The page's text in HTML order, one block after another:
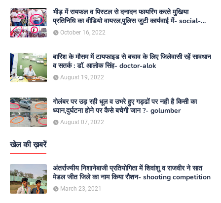
भीड़ में रायफल व पिस्टल से दनादन फायरिंग करते मुखिया
प्रतिनिधि का वीडियो वायरल,पुलिस जुटी कार्यवाई में- social-
media
October 16, 2022
बारिश के मौसम में टायफाइड से बचाव के लिए जिलेवासी रहें सावधान
व सतर्क : डॉ. आलोक सिंह- doctor-alok
August 19, 2022
गोलंबर पर उड़ रही धूल व उभरे हुए गड्ढों पर नही है किसी का
ध्यान,दुर्घटना होने पर कैसे बचेगी जान ?- golumber
August 07, 2022
खेल की ख़बरें
अंतर्राज्यीय निशानेबाजी प्रतियोगिता में शिवांशु व राजवीर ने सात
मेडल जीत जिले का नाम किया रौशन- shooting competition
March 23, 2021